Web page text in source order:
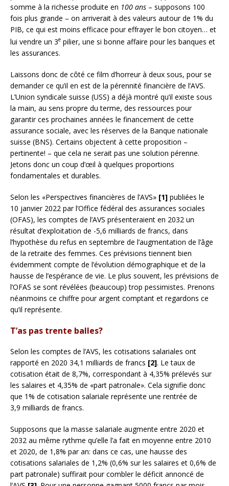
somme à la richesse produite en 100 ans – supposons 100
fois plus grande – on arriverait à des valeurs autour de 1% du
PIB, ce qui est moins efficace pour effrayer le bon citoyen… et
lui vendre un 3e pilier, une si bonne affaire pour les banques et
les assurances.
Laissons donc de côté ce film d’horreur à deux sous, pour se
demander ce qu’il en est de la pérennité financière de l’AVS.
L’Union syndicale suisse (USS) a déjà montré qu’il existe sous
la main, au sens propre du terme, des ressources pour
garantir ces prochaines années le financement de cette
assurance sociale, avec les réserves de la Banque nationale
suisse (BNS). Certains objectent à cette proposition –
pertinente! – que cela ne serait pas une solution pérenne.
Jetons donc un coup d’œil à quelques proportions
fondamentales et durables.
Selon les «Perspectives financières de l’AVS» [1] publiées le
10 janvier 2022 par l’Office fédéral des assurances sociales
(OFAS), les comptes de l’AVS présenteraient en 2032 un
résultat d’exploitation de -5,6 milliards de francs, dans
l’hypothèse du refus en septembre de l’augmentation de l’âge
de la retraite des femmes. Ces prévisions tiennent bien
évidemment compte de l’évolution démographique et de la
hausse de l’espérance de vie. Le plus souvent, les prévisions de
l’OFAS se sont révélées (beaucoup) trop pessimistes. Prenons
néanmoins ce chiffre pour argent comptant et regardons ce
qu’il représente.
T’as pas trente balles?
Selon les comptes de l’AVS, les cotisations salariales ont
rapporté en 2020 34,1 milliards de francs [2]. Le taux de
cotisation était de 8,7%, correspondant à 4,35% prélevés sur
les salaires et 4,35% de «part patronale». Cela signifie donc
que 1% de cotisation salariale représente une rentrée de
3,9 milliards de francs.
Supposons que la masse salariale augmente entre 2020 et
2032 au même rythme qu’elle l’a fait en moyenne entre 2010
et 2020, de 1,8% par an: dans ce cas, une hausse des
cotisations salariales de 1,2% (0,6% sur les salaires et 0,6% de
part patronale) suffirait pour combler le déficit annoncé de